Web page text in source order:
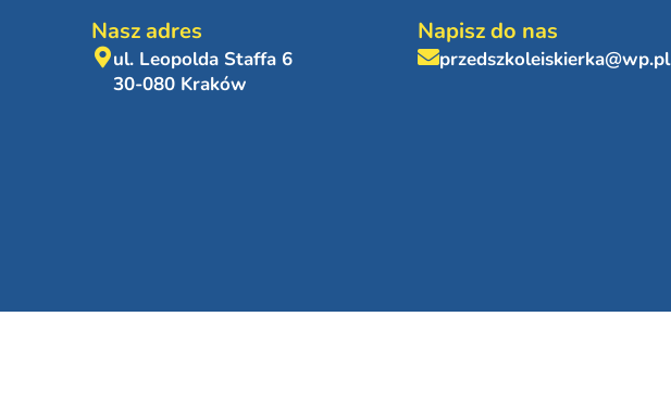
Nasz adres
ul. Leopolda Staffa 6
30-080 Kraków
Napisz do nas
przedszkoleiskierka@wp.pl